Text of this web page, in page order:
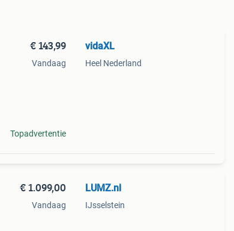
€ 143,99
Vandaag
Topadvertentie
vidaXL
Heel Nederland
€ 1.099,00
Vandaag
LUMZ.nl
IJsselstein